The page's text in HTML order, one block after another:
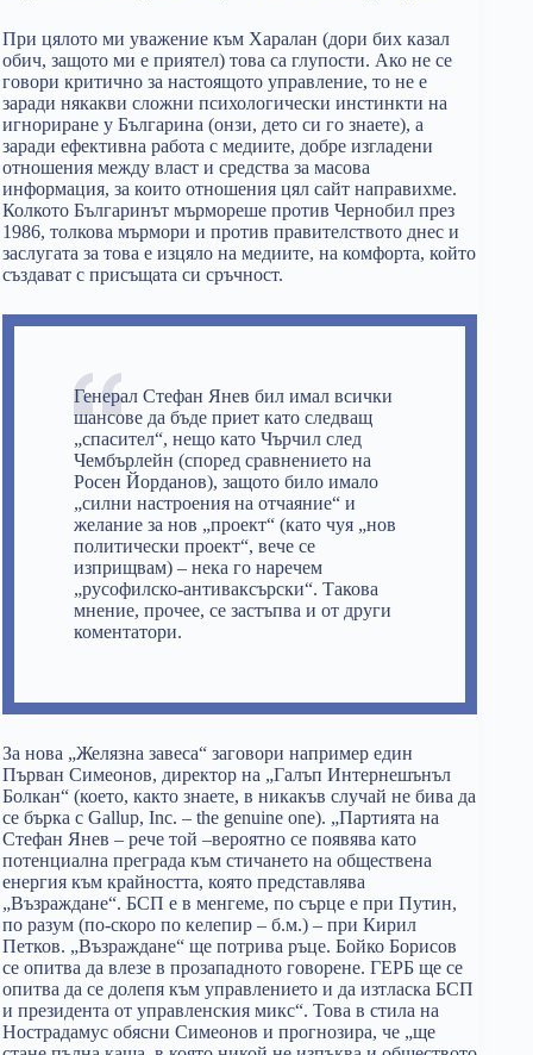
При цялото ми уважение към Харалан (дори бих казал
обич, защото ми е приятел) това са глупости. Ако не се
говори критично за настоящото управление, то не е
заради някакви сложни психологически инстинкти на
игнориране у Българина (онзи, дето си го знаете), а
заради ефективна работа с медиите, добре изгладени
отношения между власт и средства за масова
информация, за които отношения цял сайт направихме.
Колкото Българинът мърмореше против Чернобил през
1986, толкова мърмори и против правителството днес и
заслугата за това е изцяло на медиите, на комфорта, който
създават с присъщата си сръчност.
Генерал Стефан Янев бил имал всички
шансове да бъде приет като следващ
„спасител“, нещо като Чърчил след
Чембърлейн (според сравнението на
Росен Йорданов), защото било имало
„силни настроения на отчаяние“ и
желание за нов „проект“ (като чуя „нов
политически проект“, вече се
изприщвам) – нека го наречем
„русофилско-антиваксърски“. Такова
мнение, прочее, се застъпва и от други
коментатори.
За нова „Желязна завеса“ заговори например един
Първан Симеонов, директор на „Галъп Интернешънъл
Болкан“ (което, както знаете, в никакъв случай не бива да
се бърка с Gallup, Inc. – the genuine one). „Партията на
Стефан Янев – рече той –вероятно се появява като
потенциална преграда към стичането на обществена
енергия към крайността, която представлява
„Възраждане“. БСП е в менгеме, по сърце е при Путин,
по разум (по-скоро по келепир – б.м.) – при Кирил
Петков. „Възраждане“ ще потрива ръце. Бойко Борисов
се опитва да влезе в прозападното говорене. ГЕРБ ще се
опитва да се долепя към управлението и да изтласка БСП
и президента от управленския микс“. Това в стила на
Нострадамус обясни Симеонов и прогнозира, че „ще